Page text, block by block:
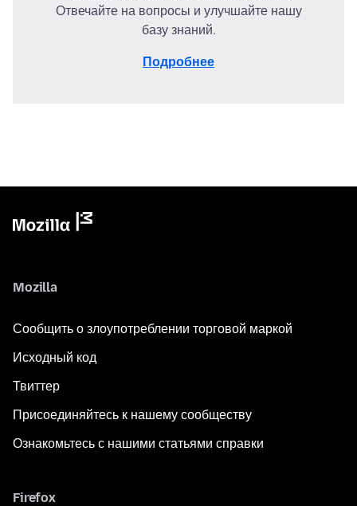
Отвечайте на вопросы и улучшайте нашу
базу знаний.
Подробнее
Mozilla
Сообщить о злоупотреблении торговой маркой
Исходный код
Твиттер
Присоединяйтесь к нашему сообществу
Ознакомьтесь с нашими статьями справки
Firefox